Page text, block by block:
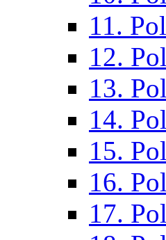
11.
12.
13.
14.
15.
16.
17.